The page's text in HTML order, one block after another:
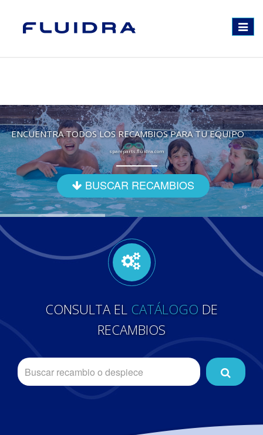
Toggle
ENCUENTRA TODOS LOS RECAMBIOS PARA TU EQUIPO
spareparts.fluidra.com
BUSCAR RECAMBIOS
CONSULTA EL CATÁLOGO DE
RECAMBIOS